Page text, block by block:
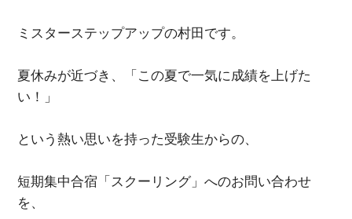
ミスターステップアップの村田です。
夏休みが近づき、「この夏で一気に成績を上げた
い！」
という熱い思いを持った受験生からの、
短期集中合宿「スクーリング」へのお問い合わせ
を、